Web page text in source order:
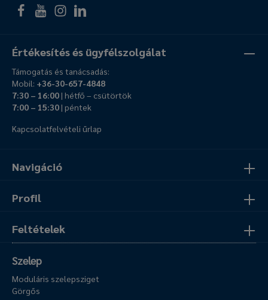
Navigáció
Profil
Feltételek
Értékesítés és ügyfélszolgálat
Támogatás és tanácsadás:
Mobil: +36-30-657-4848
7:30 – 16:00| hétfő – csütörtök
7:00 – 15:30| péntek
Kapcsolatfelvételi űrlap
Szelep
Moduláris szelepsziget
Görgős